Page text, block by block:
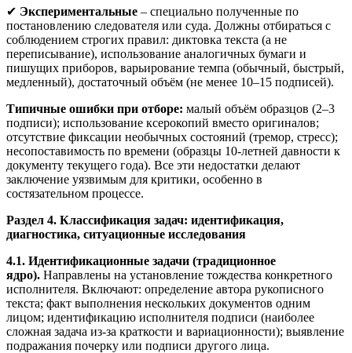
✔ Экспериментальные – специально полученные по
постановлению следователя или суда. Должны отбираться с
соблюдением строгих правил: диктовка текста (а не
переписывание), использование аналогичных бумаги и
пишущих приборов, варьирование темпа (обычный, быстрый,
медленный), достаточный объём (не менее 10–15 подписей).
Типичные ошибки при отборе: малый объём образцов (2–3
подписи); использование ксерокопий вместо оригиналов;
отсутствие фиксации необычных состояний (тремор, стресс);
несопоставимость по времени (образцы 10-летней давности к
документу текущего года). Все эти недостатки делают
заключение уязвимым для критики, особенно в
состязательном процессе.
Раздел 4. Классификация задач: идентификация,
диагностика, ситуационные исследования
4.1. Идентификационные задачи (традиционное
ядро). Направлены на установление тождества конкретного
исполнителя. Включают: определение автора рукописного
текста; факт выполнения нескольких документов одним
лицом; идентификацию исполнителя подписи (наиболее
сложная задача из-за краткости и вариационности); выявление
подражания почерку или подписи другого лица.